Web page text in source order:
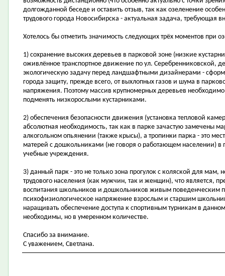
долгожданной беседе и оставить отзыв, так как озеленение
трудового города Новосибирска - актуальная задача, требующая
Хотелось бы отметить значимость следующих трёх моментов при
1) сохранение высоких деревьев в парковой зоне (низкие
оживлённое транспортное движение по ул. Серебренниковской,
экологическую задачу перед ландшафтными дизайнерами -
города защиту, прежде всего, от выхлопных газов и шума в
напряжения. Поэтому массив крупномерных деревьев
подменять низкорослыми кустарниками.
2) обеспечения безопасности движения (установка тепловой
абсолютная необходимость, так как в парке зачастую замечены
алкогольном опьянении (также крысы), а тропинки парка - это
матерей с дошкольниками (не говоря о работающем населении) в
учебные учреждения.
3) данный парк - это не только зона прогулок с коляской для мам,
трудового населения (как мужчин, так и женщин), что является,
воспитания школьников и дошкольников живым поведенческим
психофизиологическое напряжение взрослым и старшим
наращивать обеспечение доступа к спортивным турникам в
необходимы, но в умеренном количестве.
Спасибо за внимание.
С уважением, Светлана.